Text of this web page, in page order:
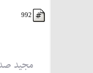
992
مجید